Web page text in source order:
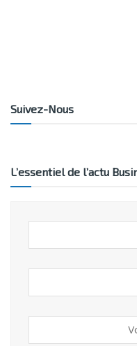
Suivez-Nous
L’essentiel de l’actu